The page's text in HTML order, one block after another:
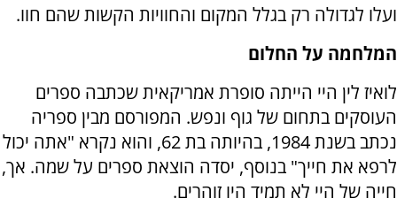
ועלו לגדולה רק בגלל המקום והחוויות הקשות שהם חוו.
המלחמה על החלום
לואיז לין היי הייתה סופרת אמריקאית שכתבה ספרים
העוסקים בתחום של גוף ונפש. המפורסם מבין ספריה
נכתב בשנת 1984, בהיותה בת 62, והוא נקרא "אתה יכול
לרפא את חייך" בנוסף, יסדה הוצאת ספרים על שמה. אך,
חייה של היי לא תמיד היו זוהרים.